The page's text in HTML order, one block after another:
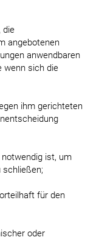
die
angebotenen
anwendbaren
wenn sich die
ihm gerichteten
ist, um
schließen;
für den
oder